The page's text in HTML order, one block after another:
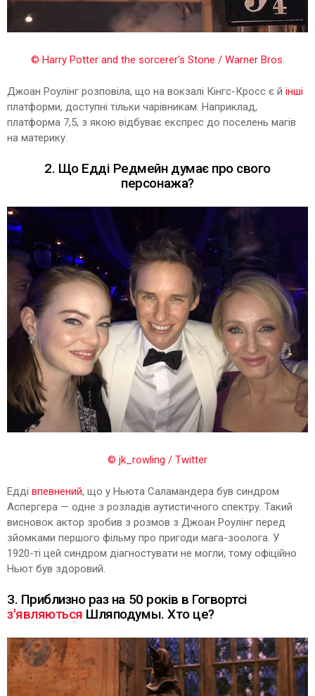
© Harry Potter and the sorcerer's Stone / Warner Bros.
Джоан Роулінг розповіла, що на вокзалі Кінгс-Кросс є й інші
платформи, доступні тільки чарівникам. Наприклад,
платформа 7,5, з якою відбуває експрес до поселень магів
на материку.
2. Що Едді Редмейн думає про свого
персонажа?
© jk_rowling / Twitter
Едді впевнений, що у Ньюта Саламандера був синдром
Аспергера — одне з розладів аутистичного спектру. Такий
висновок актор зробив з розмов з Джоан Роулінг перед
зйомками першого фільму про пригоди мага-зоолога. У
1920-ті цей синдром діагностувати не могли, тому офіційно
Ньют був здоровий.
3. Приблизно раз на 50 років в Гогвортсі
з'являються Шляподумы. Хто це?